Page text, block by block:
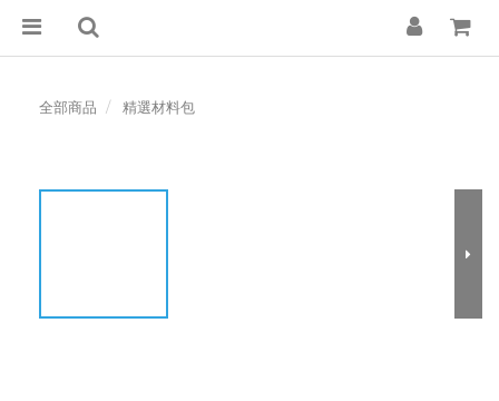
全部商品 精選材料包